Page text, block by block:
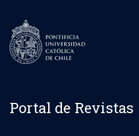
Portal de Revistas